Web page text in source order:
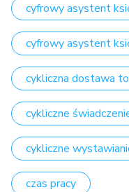
cyfrowy asystent
cyfrowy asystent
cykliczna dostawa
cykliczne
cykliczne
czas pracy